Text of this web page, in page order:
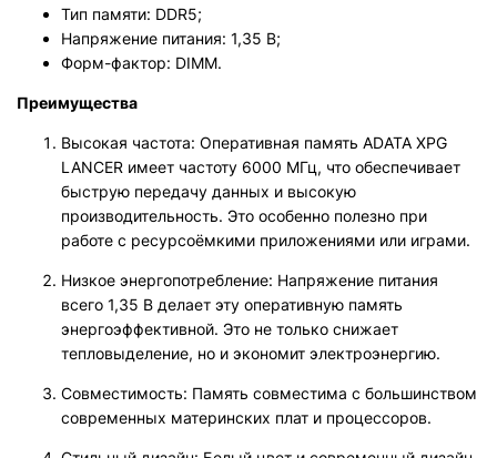
Тип памяти: DDR5;
Напряжение питания: 1,35 В;
Форм-фактор: DIMM.
Преимущества
Высокая частота: Оперативная память ADATA XPG
LANCER имеет частоту 6000 МГц, что обеспечивает
быструю передачу данных и высокую
производительность. Это особенно полезно при
работе с ресурсоёмкими приложениями или играми.
Низкое энергопотребление: Напряжение питания
всего 1,35 В делает эту оперативную память
энергоэффективной. Это не только снижает
тепловыделение, но и экономит электроэнергию.
Совместимость: Память совместима с большинством
современных материнских плат и процессоров.